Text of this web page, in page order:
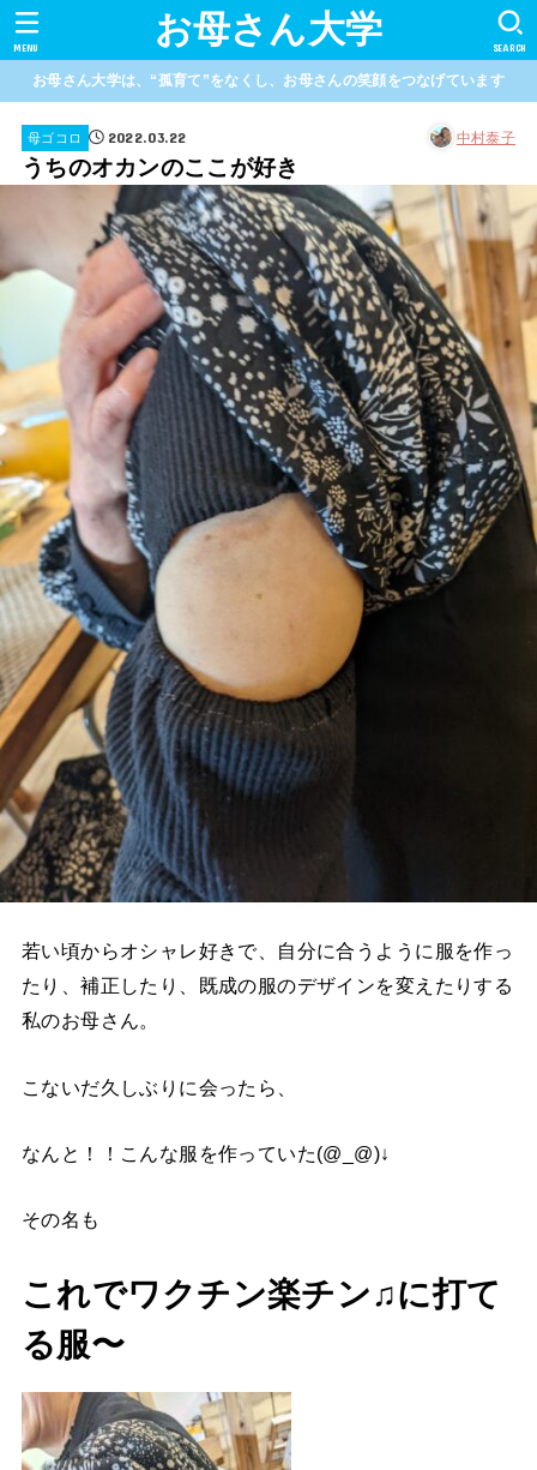
お母さん大学 SEARCH
MENU
お母さん大学は、“孤育て”をなくし、お母さんの笑顔をつなげています
母ゴコロ 2022.03.22 中村泰子
うちのオカンのここが好き
若い頃からオシャレ好きで、自分に合うように服を作っ
たり、補正したり、既成の服のデザインを変えたりする
私のお母さん。
こないだ久しぶりに会ったら、
なんと！！こんな服を作っていた(@_@)↓
その名も
これでワクチン楽チン♫に打て
る服〜